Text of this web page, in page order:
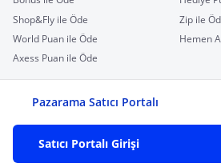
Shop&Fly ile Öde
Zip ile
World Puan ile Öde
Hemen
Axess Puan ile Öde
Pazarama Satıcı Portalı
Satıcı Portalı Girişi